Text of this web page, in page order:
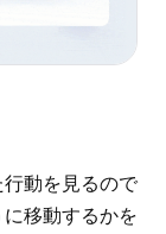
動を見るので
移動するかを